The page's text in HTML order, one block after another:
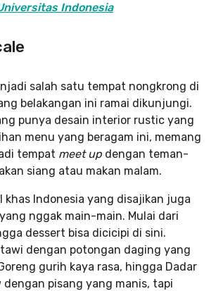
Indonesia
salah satu tempat nongkrong di
belakangan ini ramai dikunjungi.
punya desain interior rustic yang
menu yang beragam ini, memang
tempat meet up dengan teman-
siang atau makan malam.
khas Indonesia yang disajikan juga
nggak main-main. Mulai dari
dessert bisa dicicipi di sini.
dengan potongan daging yang
gurih kaya rasa, hingga Dadar
dengan pisang yang manis, tapi